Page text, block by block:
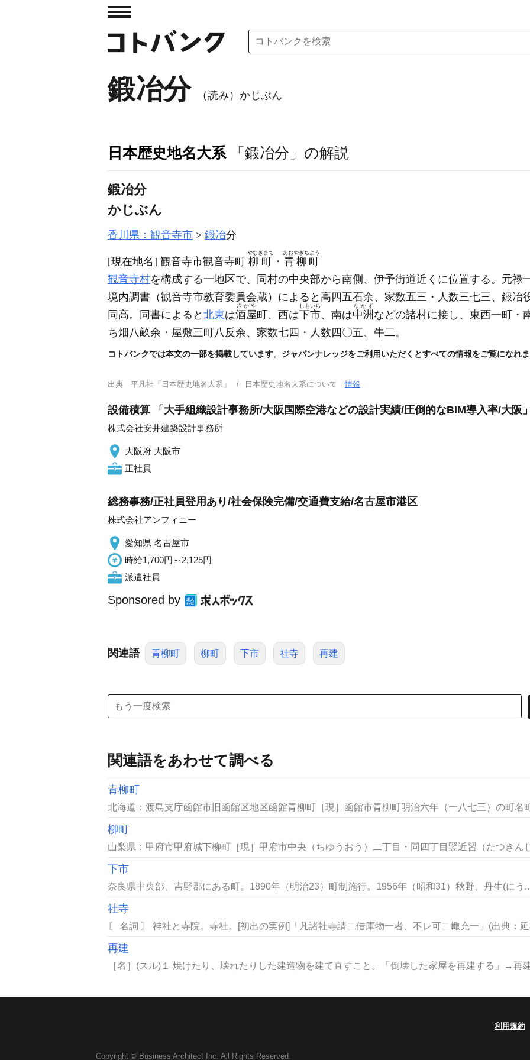
鍛冶分 （読み）かじぶん
日本歴史地名大系 「鍛冶分」の解説
鍛冶分
かじぶん
香川県：観音寺市 鍛冶分
[現在地名] 観音寺市観音寺町 柳町
やなぎまち
・ 青柳町
あおやぎちよう
観音寺村を構成する一地区で、同村の中央部から南側、伊予街道近くに位置する。元禄
境内調書 （観音寺市教育委員会蔵） によると高四五石余、家数五三・人数三七三、鍛冶
同高。同書によると 北東は酒屋
さかや
町、西は下市
しもいち
、南は中洲
なかず
などの諸村に接し、東西一町・
ち畑八畝余・屋敷三町八反余、家数七四・人数四〇五、牛二。
コトバンクでは本文の一部を掲載しています。ジャパンナレッジをご利用いただくとすべての情報をご覧になれ
出典 平凡社「日本歴史地名大系」 日本歴史地名大系について情報
設備積算 「大手組織設計事務所/大阪国際空港などの設計実績/圧倒的なBIM導入率/大阪
株式会社安井建築設計事務所
大阪府 大阪市
正社員
総務事務/正社員登用あり/社会保険完備/交通費支給/名古屋市港区
株式会社アンフィニー
愛知県 名古屋市
時給1,700円～2,125円
派遣社員
Sponsored by
関連語 青柳町 柳町 下市 社寺 再建
関連語をあわせて調べる
青柳町
北海道：渡島支庁函館市旧函館区地区函館青柳町［現］函館市青柳町明治六年（一八七三）の町名
柳町
山梨県：甲府市甲府城下柳町［現］甲府市中央（ちゆうおう）二丁目・同四丁目竪近習（たつきん
下市
奈良県中央部、吉野郡にある町。1890年（明治23）町制施行。1956年（昭和31）秋野、丹生(にう
社寺
〘 名詞 〙 神社と寺院。寺社。[初出の実例]「凡諸社寺請二借庫物一者、不レ可二輙充一」(出典：
再建
［名］(スル)１ 焼けたり、壊れたりした建造物を建て直すこと。「倒壊した家屋を再建する」→再
利用規約
Copyright © Business Architect Inc. All Rights Reserved.